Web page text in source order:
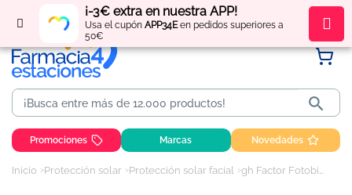
¡-3€ extra en nuestra APP!
Usa el cupón APP34Een pedidos superiores a
50€
Regístratey obténpuntos por tus compras

Promociones Marcas Novedades
Inicio Protección solar Protección solar facial gh Factor Fotobioma FPS50+, 50 ml